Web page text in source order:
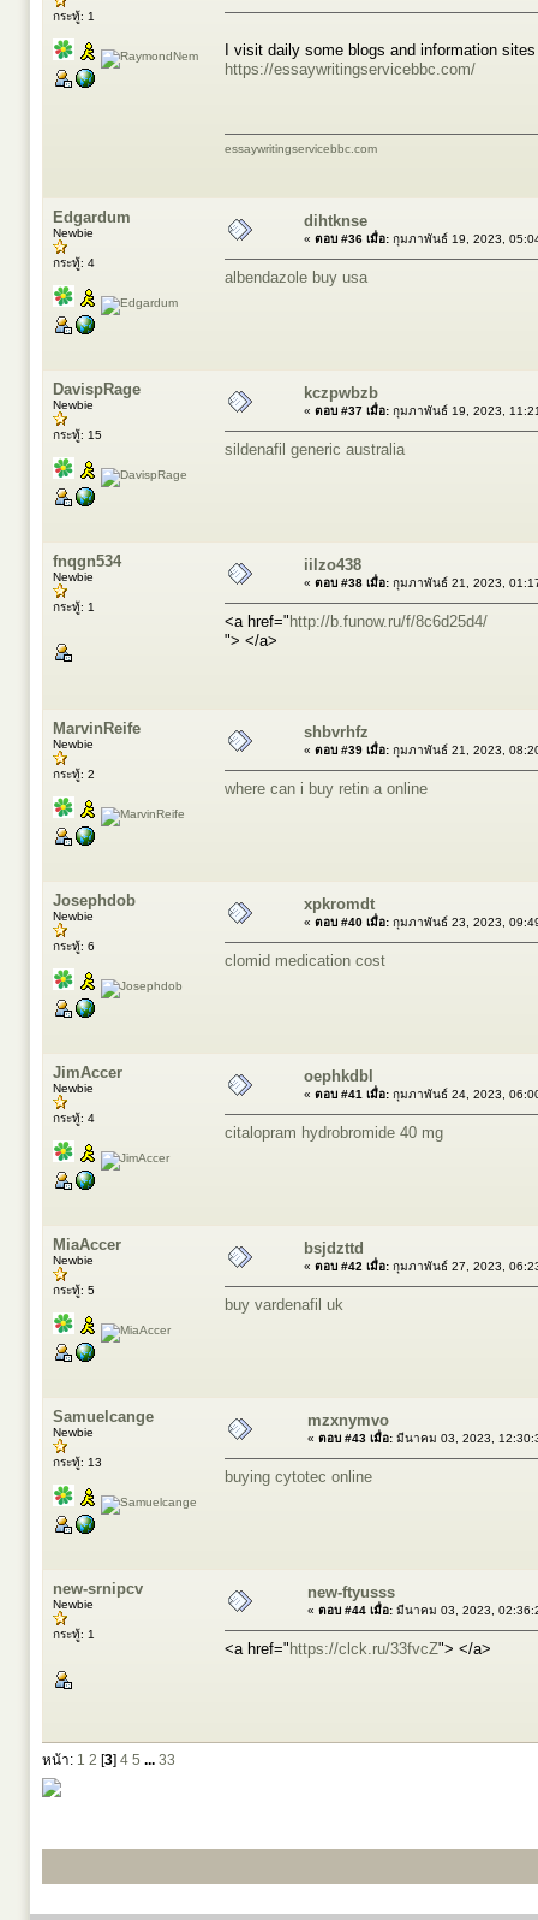
กระทู้: 1
I visit daily some blogs and information
https://essaywritingservicebbc.com/
essaywritingservicebbc.com
Edgardum
Newbie
กระทู้: 4
dihtknse
« ตอบ #36 เมื่อ: กุมภาพันธ์ 19, 2023,
albendazole buy usa
DavispRage
Newbie
กระทู้: 15
kczpwbzb
« ตอบ #37 เมื่อ: กุมภาพันธ์ 19, 2023,
sildenafil generic australia
fnqgn534
Newbie
กระทู้: 1
iilzo438
« ตอบ #38 เมื่อ: กุมภาพันธ์ 21, 2023,
<a href=" http://b.funow.ru/f/8c6d25d4/
"> </a>
MarvinReife
Newbie
กระทู้: 2
shbvrhfz
« ตอบ #39 เมื่อ: กุมภาพันธ์ 21, 2023,
where can i buy retin a online
Josephdob
Newbie
กระทู้: 6
xpkromdt
« ตอบ #40 เมื่อ: กุมภาพันธ์ 23, 2023,
clomid medication cost
JimAccer
Newbie
กระทู้: 4
oephkdbl
« ตอบ #41 เมื่อ: กุมภาพันธ์ 24, 2023,
citalopram hydrobromide 40 mg
MiaAccer
Newbie
กระทู้: 5
bsjdzttd
« ตอบ #42 เมื่อ: กุมภาพันธ์ 27, 2023,
buy vardenafil uk
Samuelcange
Newbie
กระทู้: 13
mzxnymvo
« ตอบ #43 เมื่อ: มีนาคม 03, 2023,
buying cytotec online
new-srnipcv
Newbie
กระทู้: 1
new-ftyusss
« ตอบ #44 เมื่อ: มีนาคม 03, 2023,
<a href=" https://clck.ru/33fvcZ"> </a>
หน้า: 1 2 [3] 4 5 ... 33